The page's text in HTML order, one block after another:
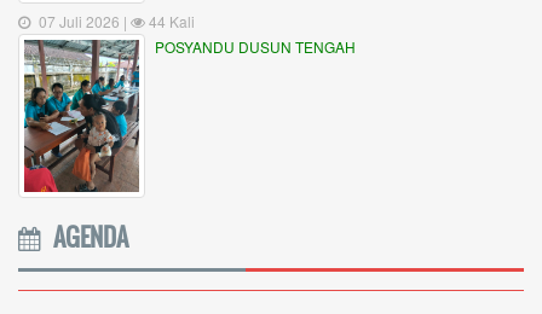
07 Juli 2026 |
44 Kali
POSYANDU DUSUN TENGAH
AGENDA